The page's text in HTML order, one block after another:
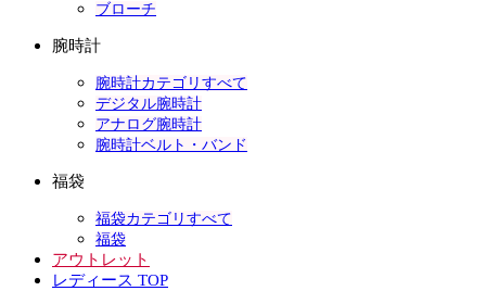
ブローチ
腕時計
腕時計カテゴリすべて
デジタル腕時計
アナログ腕時計
腕時計ベルト・バンド
福袋
福袋カテゴリすべて
福袋
アウトレット
レディース TOP